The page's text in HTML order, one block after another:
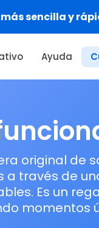
sencilla y
Ayuda
original de
a través de
Es un
momentos